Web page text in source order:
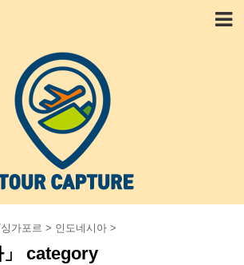
가포르 > 인도네시아 >
」 category